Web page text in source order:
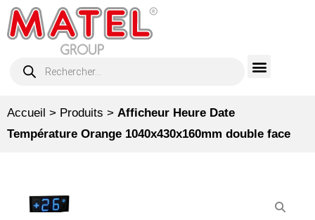
Accueil > Produits > Afficheur Heure Date
Température Orange 1040x430x160mm double face